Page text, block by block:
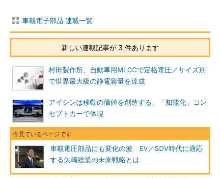
車載電子部品 連載一覧
新しい連載記事が 3 件あります
村田製作所、自動車用MLCCで定格電圧／サイズ別
で世界最大級の静電容量を達成
アイシンは移動の価値を創造する、「知能化」コン
セプトカーで体現
車載電圧部品にも変化の波 EV／SDV時代に適応
する矢崎総業の未来戦略とは